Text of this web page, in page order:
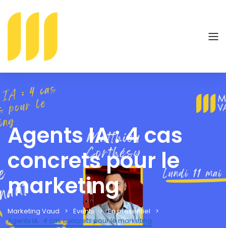
Agents IA : 4 cas
concrets pour le
marketing
Marketing Vaud Events
En présentiel
Agents IA : 4 cas concrets pour le marketing